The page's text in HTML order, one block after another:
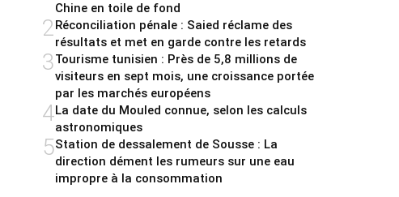
Chine en toile de fond
2Réconciliation pénale : Saied réclame des
résultats et met en garde contre les retards
3Tourisme tunisien : Près de 5,8 millions de
visiteurs en sept mois, une croissance portée
par les marchés européens
4La date du Mouled connue, selon les calculs
astronomiques
5Station de dessalement de Sousse : La
direction dément les rumeurs sur une eau
impropre à la consommation